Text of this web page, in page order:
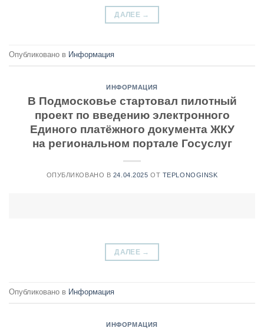
ДАЛЕЕ →
Опубликовано в Информация
ИНФОРМАЦИЯ
В Подмосковье стартовал пилотный
проект по введению электронного
Единого платёжного документа ЖКУ
на региональном портале Госуслуг
ОПУБЛИКОВАНО В 24.04.2025 ОТ TEPLONOGINSK
ДАЛЕЕ →
Опубликовано в Информация
ИНФОРМАЦИЯ